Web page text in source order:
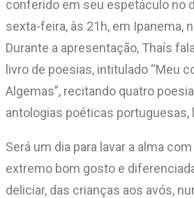
conferido em seu espetáculo no
sexta-feira, às 21h, em Ipanema,
Durante a apresentação, Thaís
livro de poesias, intitulado “Meu
Algemas”, recitando quatro
antologias poéticas portuguesas,
Será um dia para lavar a alma
extremo bom gosto e
deliciar, das crianças aos avós,